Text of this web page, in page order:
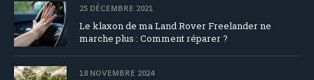
25 DÉCEMBRE 2021
Le klaxon de ma Land Rover Freelander ne
marche plus : Comment réparer ?
18 NOVEMBRE 2024